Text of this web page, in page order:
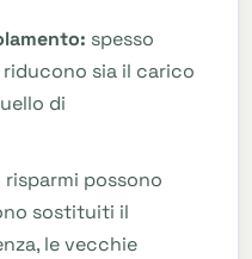
spesso
sia il carico
di
risparmi possono
sostituiti il
le vecchie